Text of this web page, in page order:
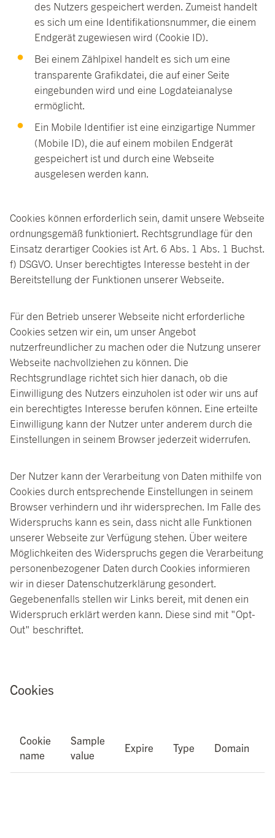
des Nutzers gespeichert werden. Zumeist handelt
es sich um eine Identifikationsnummer, die einem
Endgerät zugewiesen wird (Cookie ID).
Bei einem Zählpixel handelt es sich um eine
transparente Grafikdatei, die auf einer Seite
eingebunden wird und eine Logdateianalyse
ermöglicht.
Ein Mobile Identifier ist eine einzigartige Nummer
(Mobile ID), die auf einem mobilen Endgerät
gespeichert ist und durch eine Webseite
ausgelesen werden kann.
Cookies können erforderlich sein, damit unsere Webseite
ordnungsgemäß funktioniert. Rechtsgrundlage für den
Einsatz derartiger Cookies ist Art. 6 Abs. 1 Abs. 1 Buchst.
f) DSGVO. Unser berechtigtes Interesse besteht in der
Bereitstellung der Funktionen unserer Webseite.
Für den Betrieb unserer Webseite nicht erforderliche
Cookies setzen wir ein, um unser Angebot
nutzerfreundlicher zu machen oder die Nutzung unserer
Webseite nachvollziehen zu können. Die
Rechtsgrundlage richtet sich hier danach, ob die
Einwilligung des Nutzers einzuholen ist oder wir uns auf
ein berechtigtes Interesse berufen können. Eine erteilte
Einwilligung kann der Nutzer unter anderem durch die
Einstellungen in seinem Browser jederzeit widerrufen.
Der Nutzer kann der Verarbeitung von Daten mithilfe von
Cookies durch entsprechende Einstellungen in seinem
Browser verhindern und ihr widersprechen. Im Falle des
Widerspruchs kann es sein, dass nicht alle Funktionen
unserer Webseite zur Verfügung stehen. Über weitere
Möglichkeiten des Widerspruchs gegen die Verarbeitung
personenbezogener Daten durch Cookies informieren
wir in dieser Datenschutzerklärung gesondert.
Gegebenenfalls stellen wir Links bereit, mit denen ein
Widerspruch erklärt werden kann. Diese sind mit "Opt-
Out" beschriftet.
Cookies
Cookie
name
Sample
value
Expire Type Domain